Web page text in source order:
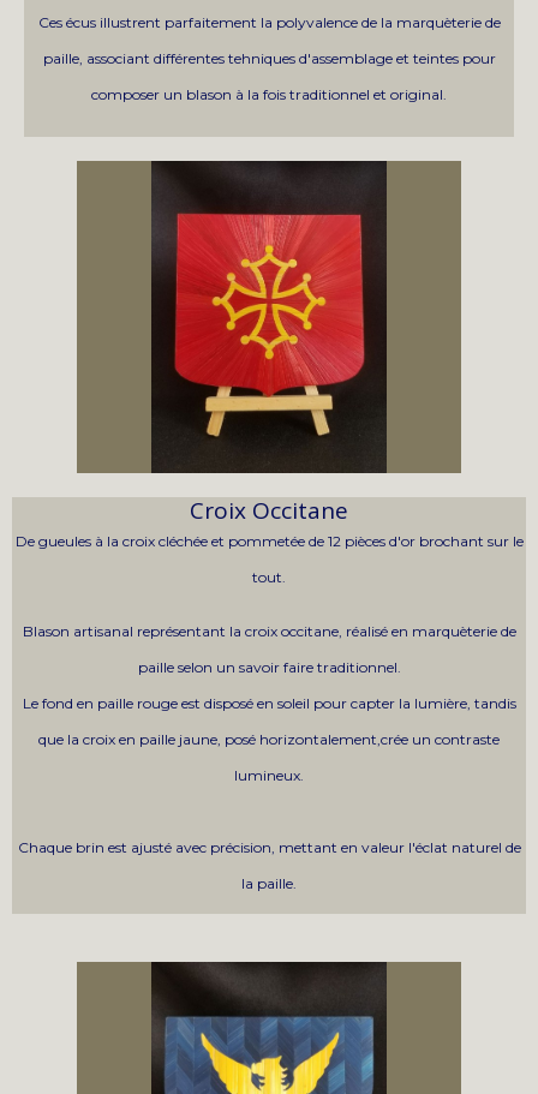
Ces écus illustrent parfaitement la polyvalence de la marquèterie de
paille, associant différentes tehniques d'assemblage et teintes pour
composer un blason à la fois traditionnel et original.
Croix Occitane
De gueules à la croix cléchée et pommetée de 12 pièces d'or brochant sur le
tout.
Blason artisanal représentant la croix occitane, réalisé en marquèterie de
paille selon un savoir faire traditionnel.
Le fond en paille rouge est disposé en soleil pour capter la lumière, tandis
que la croix en paille jaune, posé horizontalement,crée un contraste
lumineux.
Chaque brin est ajusté avec précision, mettant en valeur l'éclat naturel de
la paille.